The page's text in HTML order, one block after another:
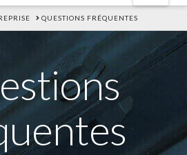
QUESTIONS FRÉQUENTES